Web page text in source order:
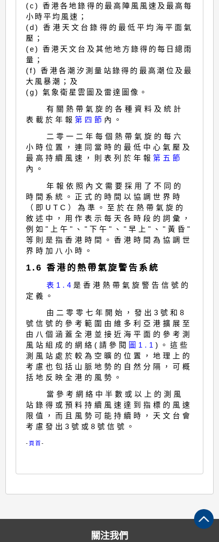
(c) 香港各地錄得的最高陣風風速及最高每
小時平均風速；
(d) 香港天文台錄得的最低平均海平面氣
壓；
(e) 香港天文台及其他地方錄得的每日總雨
量；
(f) 香港各潮汐測量站錄得的最高潮位及最
大風暴潮；及
(g) 氣象衛星雲圖及雷達圖像。
有關熱帶氣旋的各種資料及統計
表載於年報第四節 內。
二零一二年每個熱帶氣旋的每六
小時位置，連同當時的最低中心氣壓及
最高持續風速，則表列於年報第五節
內。
年報依照內文需要採用了不同的
時間系統。正式的時間以協調世界時
（即UTC）為準。至於在熱帶氣旋的
敘述中，用作表示每天各時段的詞彙，
例如"上午"、"下午"、"早上"、"黃昏"
等則是指香港時間。香港時間為協調世
界時加八小時。
1.6 香港的熱帶氣旋警告系統
表1.4是香港熱帶氣旋警告信號的
定義。
由二零零七年開始，發出3號和8
號信號的參考範圍由維多利亞港擴展至
由八個涵蓋全港並接近海平面的參考測
風站組成的網絡(請參閱 圖1.1)。這些
測風站處於較為空曠的位置，地理上的
考慮也包括山脈地勢的自然分隔，可概
括地反映全港的風勢。
當參考網絡中半數或以上的測風
站錄得或預料持續風速達到指標的風速
限值，而且風勢可能持續時，天文台會
考慮發出3號或8號信號。
- 頁首-
關注我們